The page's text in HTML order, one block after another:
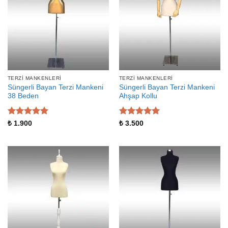
TERZI MANKENLERI
Süngerli Bayan Terzi Mankeni
38 Beden
5 üzerinden
₺1.900
TERZI MANKENLERI
Süngerli Bayan Terzi Mankeni
Ahşap Kollu
5 üzerinden
₺3.500